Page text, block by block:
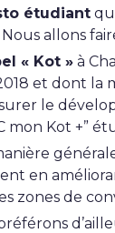
étudiant
allons
« Kot » à
et dont la
le
mon Kot +”
en
zones de